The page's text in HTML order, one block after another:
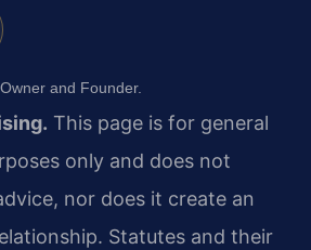
and Founder.
This page is for general
only and does not
nor does it create an
Statutes and their